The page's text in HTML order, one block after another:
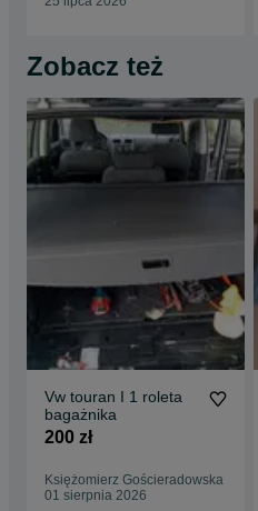
hamulcowe do
Zobacz też
Vw touran I 1 roleta
bagażnika
200 zł
Księżomierz Gościeradowska
01 sierpnia 2026